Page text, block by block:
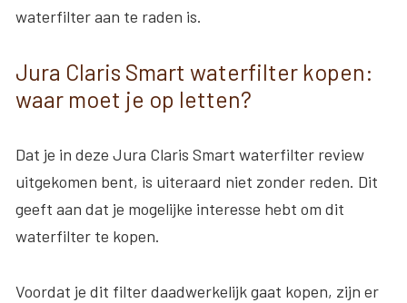
waterfilter aan te raden is.
Jura Claris Smart waterfilter kopen:
waar moet je op letten?
Dat je in deze Jura Claris Smart waterfilter review
uitgekomen bent, is uiteraard niet zonder reden. Dit
geeft aan dat je mogelijke interesse hebt om dit
waterfilter te kopen.
Voordat je dit filter daadwerkelijk gaat kopen, zijn er